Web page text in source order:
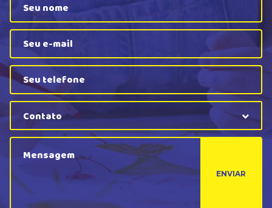
Contato
ENVIAR